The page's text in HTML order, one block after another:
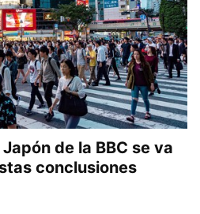
de la BBC se va
conclusiones